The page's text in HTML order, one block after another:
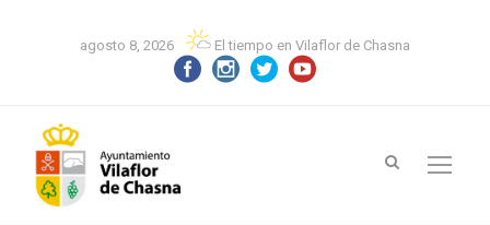
agosto 8, 2026 El tiempo en Vilaflor de Chasna